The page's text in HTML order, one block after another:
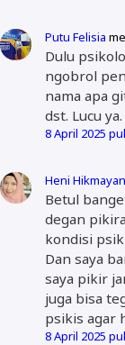
Putu Felisia
Dulu
ngobrol
nama apa
dst. Lucu ya.
8 April 2025
Heni
Betul
degan
kondisi
Dan saya
saya pikir
juga bisa
psikis agar
8 April 2025